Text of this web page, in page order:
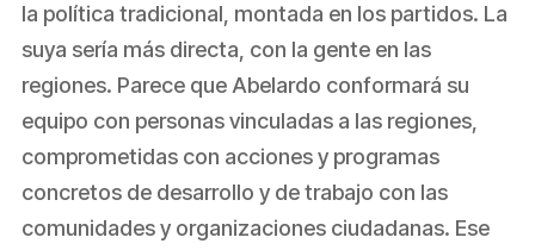
la política tradicional, montada en los partidos. La
suya sería más directa, con la gente en las
regiones. Parece que Abelardo conformará su
equipo con personas vinculadas a las regiones,
comprometidas con acciones y programas
concretos de desarrollo y de trabajo con las
comunidades y organizaciones ciudadanas. Ese